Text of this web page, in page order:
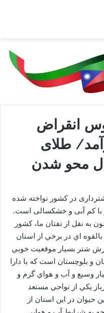
انقراض
طلای
محو شدن
در کشور نواخته شده
با کم آبی و خشکسالی است.
نقل از تفتان ما، كشور
اي در برخي از استان
شتر بسيار موقعيت خوبي
و بلوچستان است كه با دارا
وسيع و آب و هواي گرم و
يكي از نواحي مستعد
در اين استان از